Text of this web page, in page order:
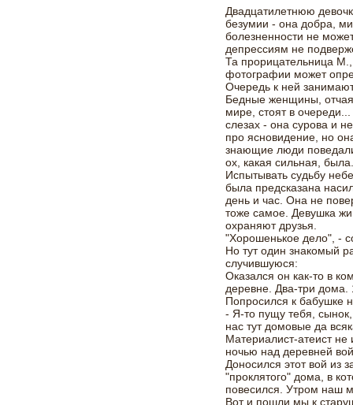
Двадцатилетнюю
безумии - она добра,
болезненности не
депрессиям не
Та прорицательница
фотографии может
Очередь к ней
Бедные женщины,
мире, стоят в
слезах - она сурова и
про ясновидение, но
знающие люди
ох, какая сильная,
Испытывать судьбу
была предсказана
день и час. Она не
тоже самое. Девушка
охраняют друзья.
"Хорошенькое дело", -
Но тут один знакомый
случившуюся:
Оказался он как-то в
деревне. Два-три дома.
Попросился к бабушке
- Я-то пущу тебя,
нас тут домовые да
Материалист-атеист
ночью над деревней
Доносился этот вой из
"проклятого" дома, в
повесился. Утром наш
Вот и пошли мы к